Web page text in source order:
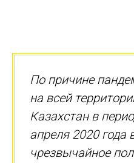
По причине
на всей
Казахстан в
апреля 2020 года
чрезвычайное